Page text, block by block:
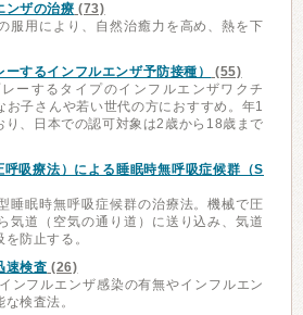
ンザの治療 (73)
服用により、自然治癒力を高め、熱を下
するインフルエンザ予防接種）
(55)
ーするタイプのインフルエンザワクチ
お子さんや若い世代の方におすすめ。年1
り、日本での認可対象は2歳から18歳まで
吸療法）による睡眠時無呼吸症候群（S
睡眠時無呼吸症候群の治療法。機械で圧
気道（空気の通り道）に送り込み、気道
防止する。
速検査 (26)
ンフルエンザ感染の有無やインフルエン
検査法。